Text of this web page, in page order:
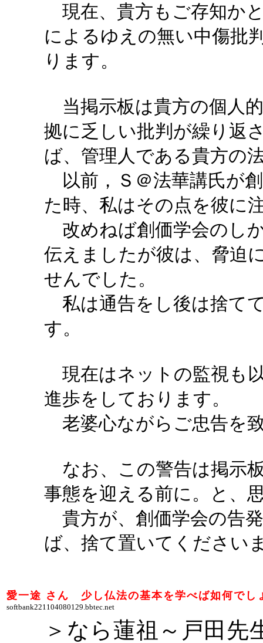
現在、貴方もご存知か
によるゆえの無い中傷批
ります。
当掲示板は貴方の個人
拠に乏しい批判が繰り返
ば、管理人である貴方の
以前，Ｓ＠法華講氏が
た時、私はその点を彼に
改めねば創価学会のし
伝えましたが彼は、脅迫
せんでした。
私は通告をし後は捨て
す。
現在はネットの監視も
進歩をしております。
老婆心ながらご忠告を
なお、この警告は掲示
事態を迎える前に。と、
貴方が、創価学会の告
ば、捨て置いてください
愛一途 さん 少し仏法の基本を学べば如何でし
softbank221104080129.bbtec.net
＞なら蓮祖～戸田先